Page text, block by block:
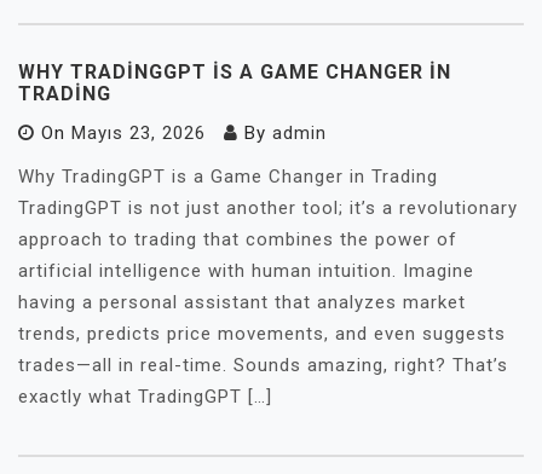
WHY TRADINGGPT İS A GAME CHANGER İN
TRADING
On Mayıs 23, 2026 By admin
Why TradingGPT is a Game Changer in Trading
TradingGPT is not just another tool; it’s a revolutionary
approach to trading that combines the power of
artificial intelligence with human intuition. Imagine
having a personal assistant that analyzes market
trends, predicts price movements, and even suggests
trades—all in real-time. Sounds amazing, right? That’s
exactly what TradingGPT […]